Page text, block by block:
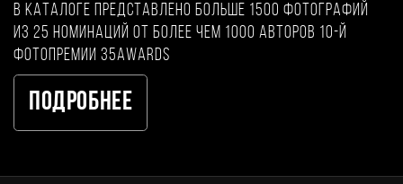
В каталоге представлено больше 1500 фотографий
из 25 номинаций от более чем 1000 авторов 10-й
фотопремии 35AWARDS
Подробнее